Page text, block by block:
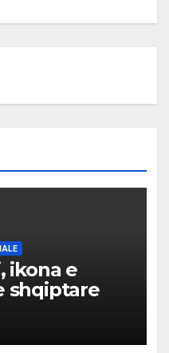
ikona e
shqiptare